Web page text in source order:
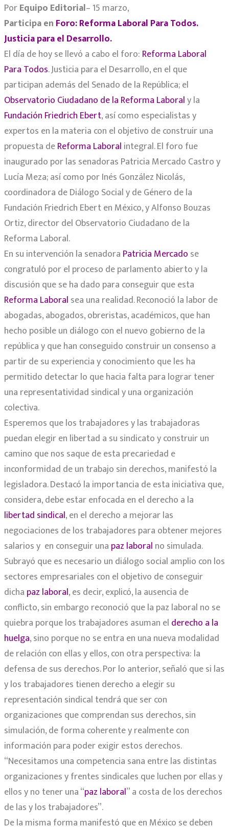
PorEquipo Editorial– 15 marzo,
Participa en Foro: Reforma Laboral Para Todos.
Justicia para el Desarrollo.
El día de hoy se llevó a cabo el foro: Reforma Laboral
Para Todos. Justicia para el Desarrollo, en el que
participan además del Senado de la República; el
Observatorio Ciudadano de la Reforma Laboraly la
Fundación Friedrich Ebert, así como especialistas y
expertos en la materia con el objetivo de construir una
propuesta deReforma Laboral integral. El foro fue
inaugurado por las senadoras Patricia Mercado Castro y
Lucía Meza; así como por Inés González Nicolás,
coordinadora de Diálogo Social y de Género de la
Fundación Friedrich Ebert en México, y Alfonso Bouzas
Ortiz, director del Observatorio Ciudadano de la
Reforma Laboral.
En su intervención la senadora Patricia Mercado se
congratuló por el proceso de parlamento abierto y la
discusión que se ha dado para conseguir que esta
Reforma Laboral sea una realidad. Reconoció la labor de
abogadas, abogados, obreristas, académicos, que han
hecho posible un diálogo con el nuevo gobierno de la
república y que han conseguido construir un consenso a
partir de su experiencia y conocimiento que les ha
permitido detectar lo que hacia falta para lograr tener
una representatividad sindical y una organización
colectiva.
Esperemos que los trabajadores y las trabajadoras
puedan elegir en libertad a su sindicato y construir un
camino que nos saque de esta precariedad e
inconformidad de un trabajo sin derechos, manifestó la
legisladora. Destacó la importancia de esta iniciativa que,
considera, debe estar enfocada en el derecho a la
libertad sindical, en el derecho a mejorar las
negociaciones de los trabajadores para obtener mejores
salarios y en conseguir una paz laboral no simulada.
Subrayó que es necesario un diálogo social amplio con los
sectores empresariales con el objetivo de conseguir
dicha paz laboral, es decir, explicó, la ausencia de
conflicto, sin embargo reconoció que la paz laboral no se
quiebra porque los trabajadores asuman el derecho a la
huelga, sino porque no se entra en una nueva modalidad
de relación con ellas y ellos, con otra perspectiva: la
defensa de sus derechos. Por lo anterior, señaló que si las
y los trabajadores tienen derecho a elegir su
representación sindical tendrá que ser con
organizaciones que comprendan sus derechos, sin
simulación, de forma coherente y realmente con
información para poder exigir estos derechos.
“Necesitamos una competencia sana entre las distintas
organizaciones y frentes sindicales que luchen por ellas y
ellos y no tener una “paz laboral” a costa de los derechos
de las y los trabajadores”.
De la misma forma manifestó que en México se deben